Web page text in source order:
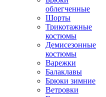
облегченные
Шорты
Трикотажные
костюмы
Демисезонные
костюмы
Варежки
Балаклавы
Брюки зимние
Ветровки